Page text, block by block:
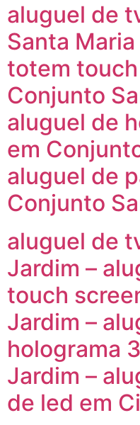
aluguel de
Santa
totem
Conjunto
aluguel de
em
aluguel de
Conjunto
aluguel de
Jardim –
touch
Jardim –
holograma
Jardim –
de led em